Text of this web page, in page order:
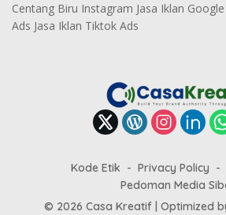
Centang Biru Instagram Jasa Iklan
Ads Jasa Iklan Tiktok Ads
Kode Etik Privacy Policy
Pedoman Media
© 2026 Casa Kreatif | Optimized